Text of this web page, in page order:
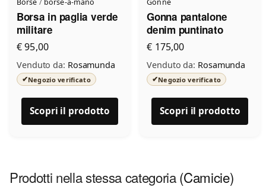
Borse / borse-a-mano
Borsa in paglia verde
militare
€ 95,00
Venduto da: Rosamunda
✔Negozio verificato
Scopri il prodotto
Gonne
Gonna pantalone
denim puntinato
€ 175,00
Venduto da: Rosamunda
✔Negozio verificato
Scopri il prodotto
Prodotti nella stessa categoria(Camicie)